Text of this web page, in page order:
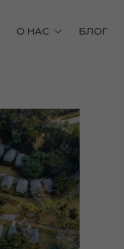
О НАС БЛОГ